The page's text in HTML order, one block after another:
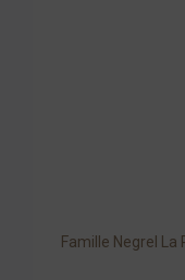
Famille Negrel La